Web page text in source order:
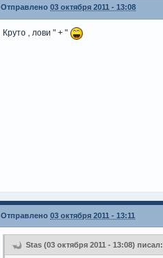
Отправлено03 октября 2011 - 13:08
Круто , лови " + "
Отправлено03 октября 2011 - 13:11
Stas (03 октября 2011 - 13:08) писал: